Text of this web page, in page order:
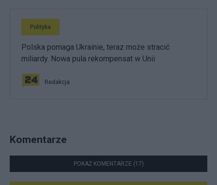
Polityka
Polska pomaga Ukrainie, teraz może stracić
miliardy. Nowa pula rekompensat w Unii
Redakcja
Komentarze
POKAŻ KOMENTARZE (17)